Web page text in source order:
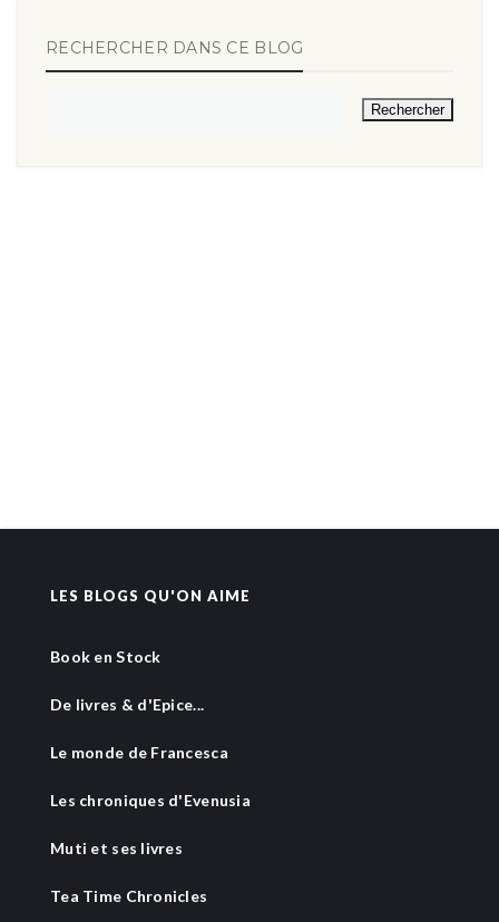
RECHERCHER DANS CE BLOG
LES BLOGS QU'ON AIME
Book en Stock
De livres & d'Epice...
Le monde de Francesca
Les chroniques d'Evenusia
Muti et ses livres
Tea Time Chronicles